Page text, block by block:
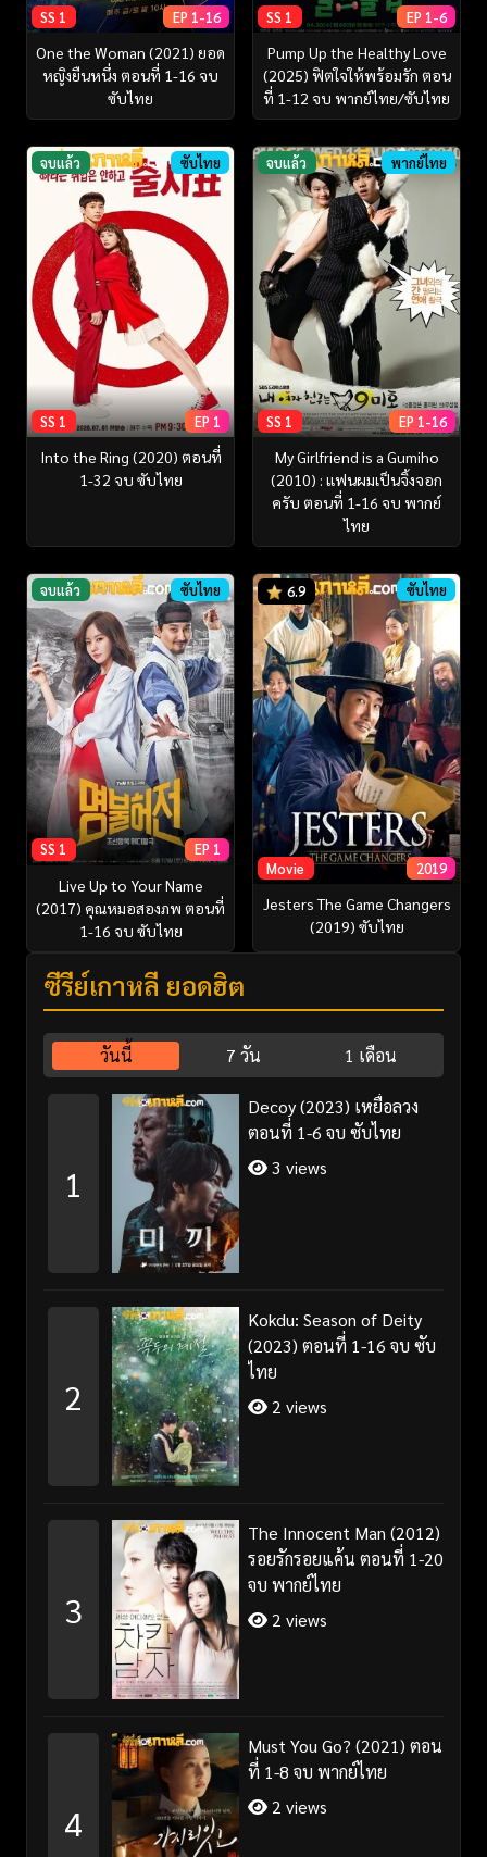
SS 1 EP 1-16
One the Woman (2021) ยอด
หญิงยืนหนึ่ง ตอนที่ 1-16 จบ
ซับไทย
SS 1 EP 1-6
Pump Up the Healthy Love
(2025) ฟิตใจให้พร้อมรัก ตอน
ที่ 1-12 จบ พากย์ไทย/ซับไทย
จบแล้ว ซับไทย
SS 1 EP 1
Into the Ring (2020) ตอนที่
1-32 จบ ซับไทย
จบแล้ว พากย์ไทย
SS 1 EP 1-16
My Girlfriend is a Gumiho
(2010) : แฟนผมเป็นจิ้งจอก
ครับ ตอนที่ 1-16 จบ พากย์
ไทย
จบแล้ว ซับไทย
SS 1 EP 1
Live Up to Your Name
(2017) คุณหมอสองภพ ตอนที่
1-16 จบ ซับไทย
6.9 ซับไทย
Movie 2019
Jesters The Game Changers
(2019) ซับไทย
ซีรี่ย์เกาหลี ยอดฮิต
วันนี้ 7 วัน 1 เดือน
1
Decoy (2023) เหยื่อลวง
ตอนที่ 1-6 จบ ซับไทย
3 views
2
Kokdu: Season of Deity
(2023) ตอนที่ 1-16 จบ ซับ
ไทย
2 views
3
The Innocent Man (2012)
รอยรักรอยแค้น ตอนที่ 1-20
จบ พากย์ไทย
2 views
4
Must You Go? (2021) ตอน
ที่ 1-8 จบ พากย์ไทย
2 views